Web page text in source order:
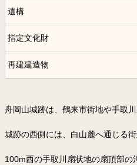
遺構
指定文化財
再建建造物
舟岡山城跡は、鶴来市街地や手取
城跡の西側には、白山麓へ通じる
100m西の手取川扇状地の扇頂部